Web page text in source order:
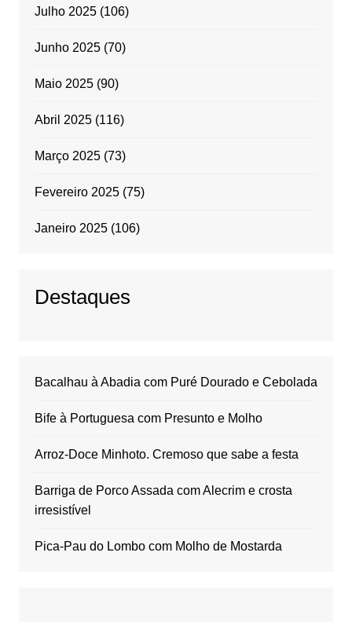
Julho 2025(106)
Junho 2025(70)
Maio 2025(90)
Abril 2025(116)
Março 2025(73)
Fevereiro 2025(75)
Janeiro 2025(106)
Destaques
Bacalhau à Abadia com Puré Dourado e Cebolada
Bife à Portuguesa com Presunto e Molho
Arroz-Doce Minhoto. Cremoso que sabe a festa
Barriga de Porco Assada com Alecrim e crosta
irresistível
Pica-Pau do Lombo com Molho de Mostarda